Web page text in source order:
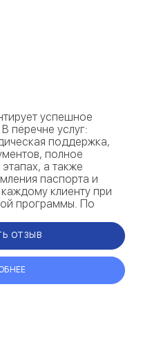
успешное
перечне услуг:
поддержка,
полное
а также
паспорта и
клиенту при
программы. По
ОТЗЫВ